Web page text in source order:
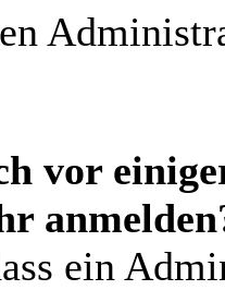
vor
ein